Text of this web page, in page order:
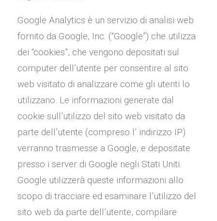
Google Analytics è un servizio di analisi web
fornito da Google, Inc. (“Google”) che utilizza
dei “cookies”, che vengono depositati sul
computer dell’utente per consentire al sito
web visitato di analizzare come gli utenti lo
utilizzano. Le informazioni generate dal
cookie sull’utilizzo del sito web visitato da
parte dell’utente (compreso l’ indirizzo IP)
verranno trasmesse a Google, e depositate
presso i server di Google negli Stati Uniti.
Google utilizzerà queste informazioni allo
scopo di tracciare ed esaminare l’utilizzo del
sito web da parte dell’utente, compilare